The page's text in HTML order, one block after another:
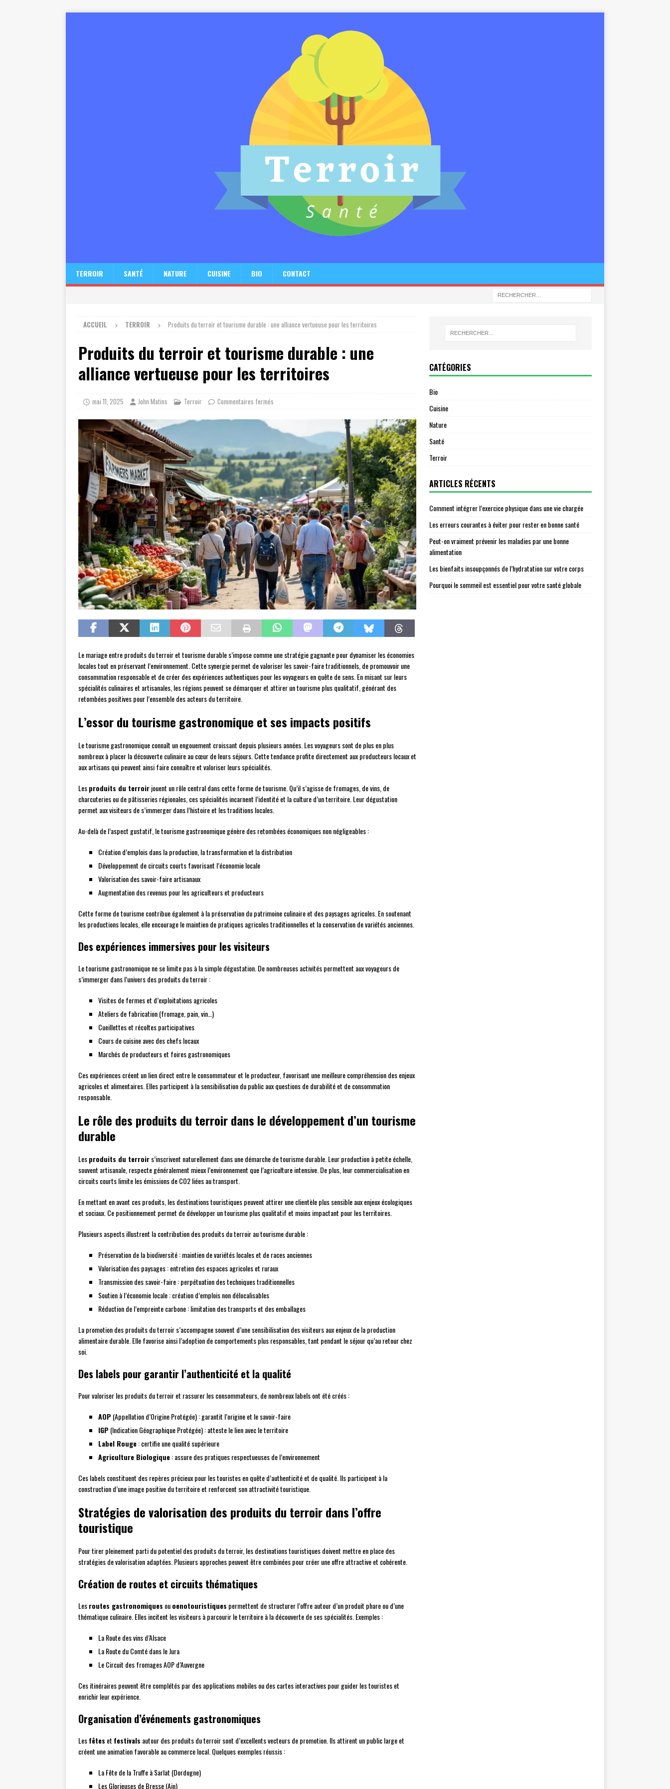
TERROIR SANTÉ NATURE CUISINE BIO CONTACT
ACCUEIL TERROIR Produits du terroir et tourisme durable : une alliance vertueuse pour les territoires
Produits du terroir et tourisme durable : une
alliance vertueuse pour les territoires
mai 11, 2025 John Matins Terroir Commentaires fermés
Le mariage entre produits du terroir et tourisme durable s’impose comme une stratégie gagnante pour dynamiser les économies
locales tout en préservant l’environnement. Cette synergie permet de valoriser les savoir-faire traditionnels, de promouvoir une
consommation responsable et de créer des expériences authentiques pour les voyageurs en quête de sens. En misant sur leurs
spécialités culinaires et artisanales, les régions peuvent se démarquer et attirer un tourisme plus qualitatif, générant des
retombées positives pour l’ensemble des acteurs du territoire.
L’essor du tourisme gastronomique et ses impacts positifs
Le tourisme gastronomique connaît un engouement croissant depuis plusieurs années. Les voyageurs sont de plus en plus
nombreux à placer la découverte culinaire au cœur de leurs séjours. Cette tendance profite directement aux producteurs locaux et
aux artisans qui peuvent ainsi faire connaître et valoriser leurs spécialités.
Lesproduits du terroirjouent un rôle central dans cette forme de tourisme. Qu’il s’agisse de fromages, de vins, de
charcuteries ou de pâtisseries régionales, ces spécialités incarnent l’identité et la culture d’un territoire. Leur dégustation
permet aux visiteurs de s’immerger dans l’histoire et les traditions locales.
Au-delà de l’aspect gustatif, le tourisme gastronomique génère des retombées économiques non négligeables :
Création d’emplois dans la production, la transformation et la distribution
Développement de circuits courts favorisant l’économie locale
Valorisation des savoir-faire artisanaux
Augmentation des revenus pour les agriculteurs et producteurs
Cette forme de tourisme contribue également à la préservation du patrimoine culinaire et des paysages agricoles. En soutenant
les productions locales, elle encourage le maintien de pratiques agricoles traditionnelles et la conservation de variétés anciennes.
Des expériences immersives pour les visiteurs
Le tourisme gastronomique ne se limite pas à la simple dégustation. De nombreuses activités permettent aux voyageurs de
s’immerger dans l’univers des produits du terroir :
Visites de fermes et d’exploitations agricoles
Ateliers de fabrication (fromage, pain, vin…)
Cueillettes et récoltes participatives
Cours de cuisine avec des chefs locaux
Marchés de producteurs et foires gastronomiques
Ces expériences créent un lien direct entre le consommateur et le producteur, favorisant une meilleure compréhension des enjeux
agricoles et alimentaires. Elles participent à la sensibilisation du public aux questions de durabilité et de consommation
responsable.
Le rôle des produits du terroir dans le développement d’un tourisme
durable
Lesproduits du terroirs’inscrivent naturellement dans une démarche de tourisme durable. Leur production à petite échelle,
souvent artisanale, respecte généralement mieux l’environnement que l’agriculture intensive. De plus, leur commercialisation en
circuits courts limite les émissions de CO2 liées au transport.
En mettant en avant ces produits, les destinations touristiques peuvent attirer une clientèle plus sensible aux enjeux écologiques
et sociaux. Ce positionnement permet de développer un tourisme plus qualitatif et moins impactant pour les territoires.
Plusieurs aspects illustrent la contribution des produits du terroir au tourisme durable :
Préservation de la biodiversité : maintien de variétés locales et de races anciennes
Valorisation des paysages : entretien des espaces agricoles et ruraux
Transmission des savoir-faire : perpétuation des techniques traditionnelles
Soutien à l’économie locale : création d’emplois non délocalisables
Réduction de l’empreinte carbone : limitation des transports et des emballages
La promotion des produits du terroir s’accompagne souvent d’une sensibilisation des visiteurs aux enjeux de la production
alimentaire durable. Elle favorise ainsi l’adoption de comportements plus responsables, tant pendant le séjour qu’au retour chez
soi.
Des labels pour garantir l’authenticité et la qualité
Pour valoriser les produits du terroir et rassurer les consommateurs, de nombreux labels ont été créés :
AOP (Appellation d’Origine Protégée) : garantit l’origine et le savoir-faire
IGP (Indication Géographique Protégée) : atteste le lien avec le territoire
Label Rouge: certifie une qualité supérieure
Agriculture Biologique: assure des pratiques respectueuses de l’environnement
Ces labels constituent des repères précieux pour les touristes en quête d’authenticité et de qualité. Ils participent à la
construction d’une image positive du territoire et renforcent son attractivité touristique.
Stratégies de valorisation des produits du terroir dans l’offre
touristique
Pour tirer pleinement parti du potentiel des produits du terroir, les destinations touristiques doivent mettre en place des
stratégies de valorisation adaptées. Plusieurs approches peuvent être combinées pour créer une offre attractive et cohérente.
Création de routes et circuits thématiques
Lesroutes gastronomiques ouoenotouristiques permettent de structurer l’offre autour d’un produit phare ou d’une
thématique culinaire. Elles incitent les visiteurs à parcourir le territoire à la découverte de ses spécialités. Exemples :
La Route des vins d’Alsace
La Route du Comté dans le Jura
Le Circuit des fromages AOP d’Auvergne
Ces itinéraires peuvent être complétés par des applications mobiles ou des cartes interactives pour guider les touristes et
enrichir leur expérience.
Organisation d’événements gastronomiques
Lesfêtes et festivals autour des produits du terroir sont d’excellents vecteurs de promotion. Ils attirent un public large et
créent une animation favorable au commerce local. Quelques exemples réussis :
La Fête de la Truffe à Sarlat (Dordogne)
Les Glorieuses de Bresse (Ain)
CATÉGORIES
Bio
Cuisine
Nature
Santé
Terroir
ARTICLES RÉCENTS
Comment intégrer l’exercice physique dans une vie chargée
Les erreurs courantes à éviter pour rester en bonne santé
Peut-on vraiment prévenir les maladies par une bonne
alimentation
Les bienfaits insoupçonnés de l’hydratation sur votre corps
Pourquoi le sommeil est essentiel pour votre santé globale